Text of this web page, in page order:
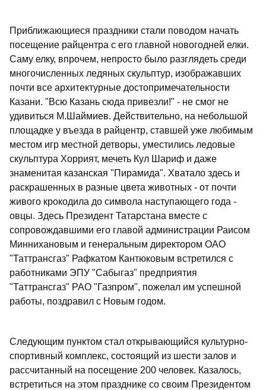
Приближающиеся праздники стали поводом начать
посещение райцентра с его главной новогодней елки.
Саму елку, впрочем, непросто было разглядеть среди
многочисленных ледяных скульптур, изображавших
почти все архитектурные достопримечательности
Казани. "Всю Казань сюда привезли!" - не смог не
удивиться М.Шаймиев. Действительно, на небольшой
площадке у въезда в райцентр, ставшей уже любимым
местом игр местной детворы, уместились ледовые
скульптура Хоррият, мечеть Кул Шариф и даже
знаменитая казанская "Пирамида". Хватало здесь и
раскрашенных в разные цвета животных - от почти
живого крокодила до символа наступающего года -
овцы. Здесь Президент Татарстана вместе с
сопровождавшими его главой администрации Раисом
Миннихановым и генеральным директором ОАО
"Таттрансгаз" Рафкатом Кантюковым встретился с
работниками ЭПУ "Сабыгаз" предприятия
"Таттрансгаз" РАО "Газпром", пожелал им успешной
работы, поздравил с Новым годом.
Следующим пунктом стал открывающийся культурно-
спортивный комплекс, состоящий из шести залов и
рассчитанный на посещение 200 человек. Казалось,
встретиться на этом празднике со своим Президентом